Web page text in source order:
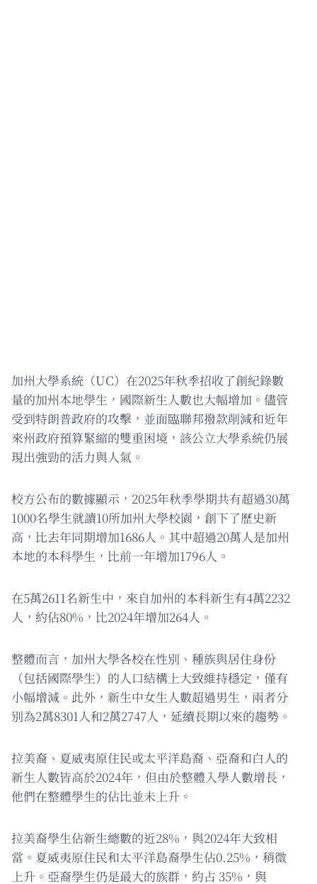
加州大學系統（UC）在2025年秋季招收了創紀錄數
量的加州本地學生，國際新生人數也大幅增加。儘管
受到特朗普政府的攻擊，並面臨聯邦撥款削減和近年
來州政府預算緊縮的雙重困境，該公立大學系統仍展
現出強勁的活力與人氣。
校方公布的數據顯示，2025年秋季學期共有超過30萬
1000名學生就讀10所加州大學校園，創下了歷史新
高，比去年同期增加1686人。其中超過20萬人是加州
本地的本科學生，比前一年增加1796人。
在5萬2611名新生中，來自加州的本科新生有4萬2232
人，約佔80%，比2024年增加264人。
整體而言，加州大學各校在性別、種族與居住身份
（包括國際學生）的人口結構上大致維持穩定，僅有
小幅增減。此外，新生中女生人數超過男生，兩者分
別為2萬8301人和2萬2747人，延續長期以來的趨勢。
拉美裔、夏威夷原住民或太平洋島裔、亞裔和白人的
新生人數皆高於2024年，但由於整體入學人數增長，
他們在整體學生的佔比並未上升。
拉美裔學生佔新生總數的近28%，與2024年大致相
當。夏威夷原住民和太平洋島裔學生佔0.25%，稍微
上升。亞裔學生仍是最大的族群，約占 35%，與